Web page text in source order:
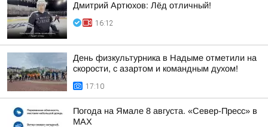
Дмитрий Артюхов: Лёд отличный!
16:12
День физкультурника в Надыме отметили на
скорости, с азартом и командным духом!
17:10
Погода на Ямале 8 августа. «Север-Пресс» в
MAX